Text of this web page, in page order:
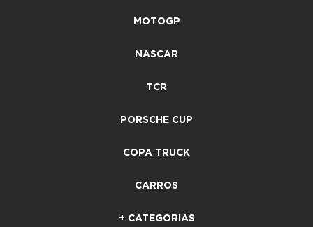
MOTOGP
NASCAR
TCR
PORSCHE CUP
COPA TRUCK
CARROS
+ CATEGORIAS